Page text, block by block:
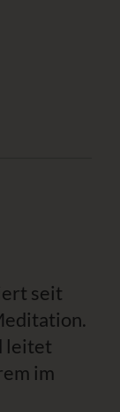
seit
leitet
im